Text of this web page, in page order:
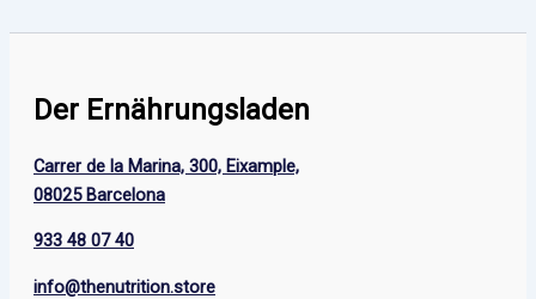
Der Ernährungsladen
Carrer de la Marina, 300, Eixample,
08025 Barcelona
933 48 07 40
info@thenutrition.store